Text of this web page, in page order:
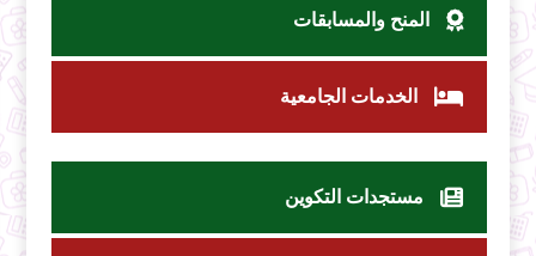
المنح والمسابقات
الخدمات الجامعية
مستجدات التكوين